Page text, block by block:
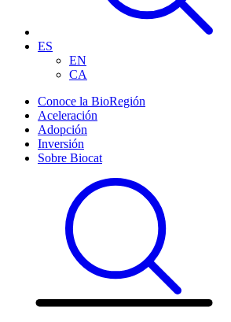
ES
EN
CA
Conoce la BioRegión
Aceleración
Adopción
Inversión
Sobre Biocat